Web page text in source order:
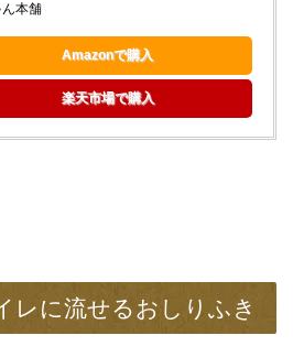
本舗
Amazonで購入
楽天市場で購入
レに流せるおしりふき